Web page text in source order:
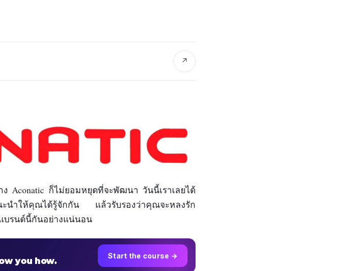
↗
Aconatic ก็ไม่ยอมหยุดที่จะพัฒนา วันนี้เราเลยได้
ะนำให้คุณได้รู้จักกัน แล้วรับรองว่าคุณจะหลงรัก
บรนด์นี้กันอย่างแน่นอน
you how. Start the course →